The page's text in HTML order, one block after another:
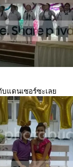
บแดนเซอร์ซะเล